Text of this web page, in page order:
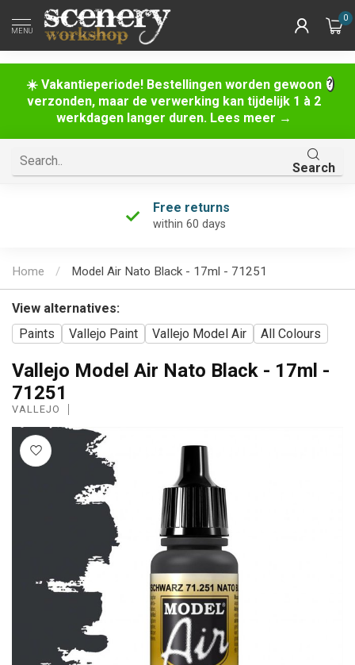
☀️ Vakantieperiode! Bestellingen worden gewoon
verzonden, maar de verwerking kan tijdelijk 1 à 2
werkdagen langer duren. Lees meer →
MENU
0
Search
Free returns
within 60 days
Home / Model Air Nato Black - 17ml - 71251
View alternatives:
Paints
Vallejo Paint Vallejo Model Air All Colours
Vallejo Model Air Nato Black - 17ml -
71251
VALLEJO